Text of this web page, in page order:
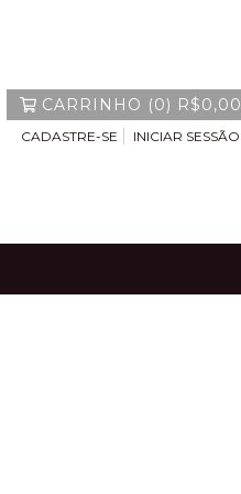
CARRINHO (0) R$0,00
CADASTRE-SE INICIAR SESSÃO